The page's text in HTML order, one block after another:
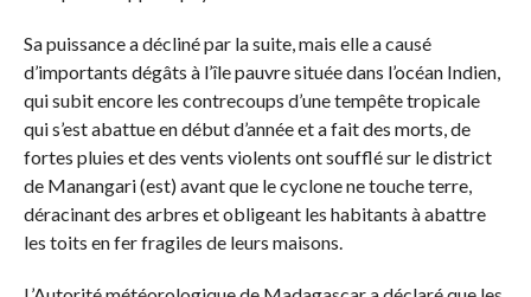
Sa puissance a décliné par la suite, mais elle a causé
d’importants dégâts à l’île pauvre située dans l’océan Indien,
qui subit encore les contrecoups d’une tempête tropicale
qui s’est abattue en début d’année et a fait des morts, de
fortes pluies et des vents violents ont soufflé sur le district
de Manangari (est) avant que le cyclone ne touche terre,
déracinant des arbres et obligeant les habitants à abattre
les toits en fer fragiles de leurs maisons.